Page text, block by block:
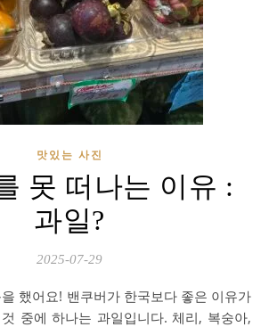
맛있는 사진
못 떠나는 이유 :
과일?
2025-07-29
중에 하나는 과일입니다. 체리, 복숭아,